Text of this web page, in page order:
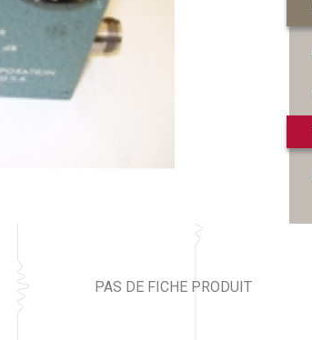
PAS DE FICHE PRODUIT